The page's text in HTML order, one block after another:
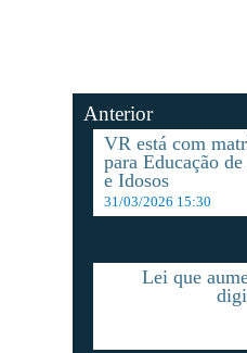
Anterior
VR está com
para Educação
e Idosos
31/03/2026 15:30
Lei que